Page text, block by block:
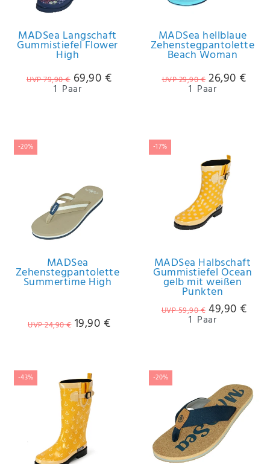
MADSea Langschaft
Gummistiefel Flower
High
UVP 79,90 € 69,90 €
1 Paar
MADSea hellblaue
Zehenstegpantolette
Beach Woman
UVP 29,90 € 26,90 €
1 Paar
-20%
MADSea
Zehenstegpantolette
Summertime High
UVP 24,90 € 19,90 €
-17%
MADSea Halbschaft
Gummistiefel Ocean
gelb mit weißen
Punkten
UVP 59,90 € 49,90 €
1 Paar
-43% -20%